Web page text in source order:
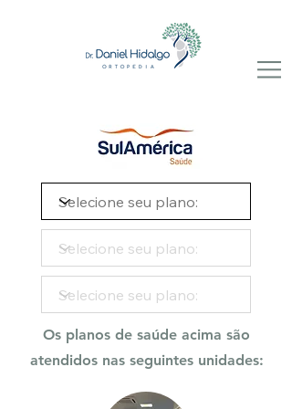
Os planos de saúde acima são
atendidos nas seguintes unidades: